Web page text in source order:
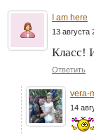
I am here
13 августа
Класс!
Ответить
vera-
14